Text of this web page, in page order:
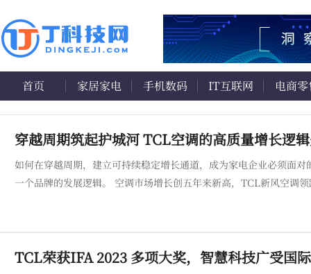
首页 家居家电 手机数码 IT互联网 电商
穿越周期筑起护城河 TCL空调的高质量增长逻
如何在穿越周期，建立可持续稳定增长通道，成为家电企业必须面
一个品牌的发展逻辑。 空调市场增长创五年来新高，TCL新风空调领跑行业 过去一个年度空调行业的发展路径颇为曲折，2022年度旺季的爆
TCL荣获IFA 2023 多项大奖，智慧科技广受国